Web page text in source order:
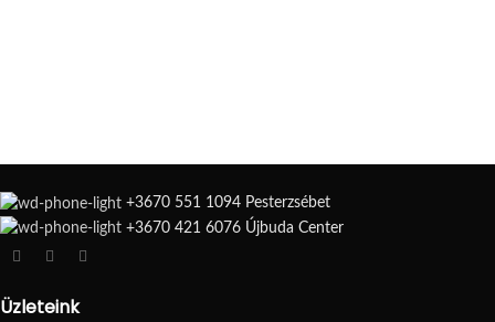
+3670 551 1094 Pesterzsébet
+3670 421 6076 Újbuda Center
Üzleteink